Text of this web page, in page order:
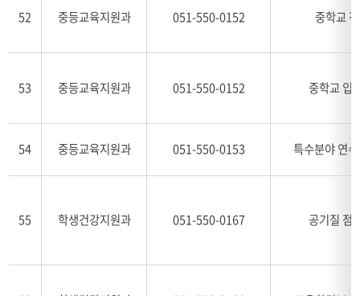
52 중등교육지원과 051-550-0152 중학교
53 중등교육지원과 051-550-0152 중학교 입
54 중등교육지원과 051-550-0153 특수분야 연
55 학생건강지원과 051-550-0167 공기질 점